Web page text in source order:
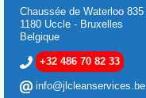
Chaussée de Waterloo 835
1180 Uccle - Bruxelles
Belgique
+32 486 70 82 33
info@jlcleanservices.be